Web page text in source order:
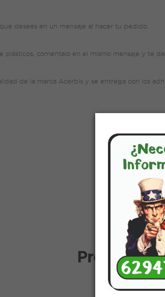
desees en un mensaje al hacer tu pedido.
plásticos, comentalo en el mismo mensaje y te
de la marca Acerbis y se entrega con los
Productos